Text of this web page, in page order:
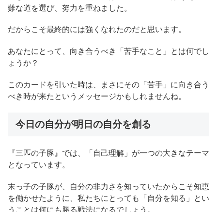
難な道を選び、努力を重ねました。
だからこそ最終的には強くなれたのだと思います。
あなたにとって、向き合うべき「苦手なこと」とは何でし
ょうか？
このカードを引いた時は、まさにその「苦手」に向き合う
べき時が来たというメッセージかもしれませんね。
今日の自分が明日の自分を創る
『三匹の子豚』では、「自己理解」が一つの大きなテーマ
となっています。
末っ子の子豚が、自分の非力さを知っていたからこそ知恵
を働かせたように、私たちにとっても「自分を知る」とい
うことは何にも勝る戦法になるでしょう。